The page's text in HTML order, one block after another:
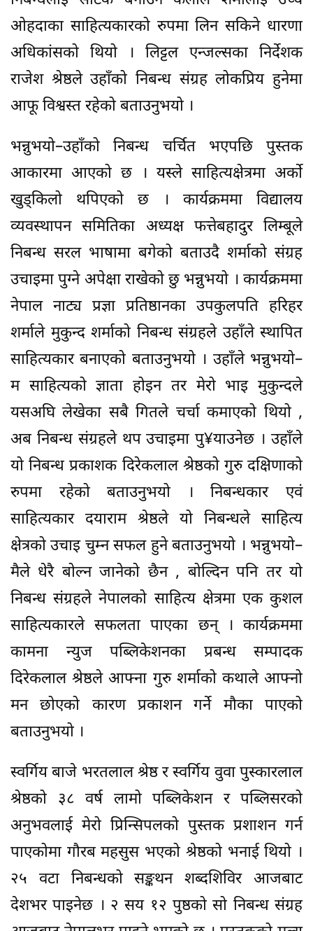
ओहदाका साहित्यकारको रुपमा लिन सकिने धारणा
अधिकांसको थियो । लिट्टल एन्जल्सका निर्देशक
राजेश श्रेष्ठले उहाँको निबन्ध संग्रह लोकप्रिय हुनेमा
आफू विश्वस्त रहेको बताउनुभयो ।
भन्नुभयो–उहाँको निबन्ध चर्चित भएपछि पुस्तक
आकारमा आएको छ । यस्ले साहित्यक्षेत्रमा अर्को
खुड्किलो थपिएको छ । कार्यक्रममा विद्यालय
व्यवस्थापन समितिका अध्यक्ष फत्तेबहादुर लिम्बूले
निबन्ध सरल भाषामा बगेको बताउदै शर्माको संग्रह
उचाइमा पुग्ने अपेक्षा राखेको छु भन्नुभयो । कार्यक्रममा
नेपाल नाट्य प्रज्ञा प्रतिष्ठानका उपकुलपति हरिहर
शर्माले मुकुन्द शर्माको निबन्ध संग्रहले उहाँले स्थापित
साहित्यकार बनाएको बताउनुभयो । उहाँले भन्नुभयो–
म साहित्यको ज्ञाता होइन तर मेरो भाइ मुकुन्दले
यसअघि लेखेका सबै गितले चर्चा कमाएको थियो ,
अब निबन्ध संग्रहले थप उचाइमा पु¥याउनेछ । उहाँले
यो निबन्ध प्रकाशक दिरेकलाल श्रेष्ठको गुरु दक्षिणाको
रुपमा रहेको बताउनुभयो । निबन्धकार एवं
साहित्यकार दयाराम श्रेष्ठले यो निबन्धले साहित्य
क्षेत्रको उचाइ चुम्न सफल हुने बताउनुभयो । भन्नुभयो–
मैले धेरै बोल्न जानेको छैन , बोल्दिन पनि तर यो
निबन्ध संग्रहले नेपालको साहित्य क्षेत्रमा एक कुशल
साहित्यकारले सफलता पाएका छन् । कार्यक्रममा
कामना न्युज पब्लिकेशनका प्रबन्ध सम्पादक
दिरेकलाल श्रेष्ठले आफ्ना गुरु शर्माको कथाले आफ्नो
मन छोएको कारण प्रकाशन गर्ने मौका पाएको
बताउनुभयो ।
स्वर्गिय बाजे भरतलाल श्रेष्ठ र स्वर्गिय वुवा पुस्कारलाल
श्रेष्ठको ३८ वर्ष लामो पब्लिकेशन र पब्लिसरको
अनुभवलाई मेरो प्रिन्सिपलको पुस्तक प्रशाशन गर्न
पाएकोमा गौरब महसुस भएको श्रेष्ठको भनाई थियो ।
२५ वटा निबन्धको सङ्कथन शब्दशिविर आजबाट
देशभर पाइनेछ । २ सय १२ पुष्ठको सो निबन्ध संग्रह